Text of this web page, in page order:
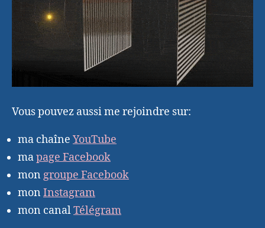
Vous pouvez aussi me rejoindre sur:
ma chaîne YouTube
mapage Facebook
mon groupe Facebook
mon Instagram
mon canalTélégram